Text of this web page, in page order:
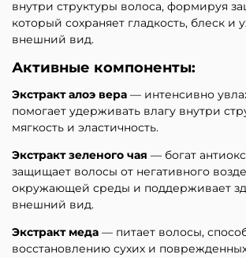
внутри структуры волоса, формируя
который сохраняет гладкость, блеск и
внешний вид.
Активные компоненты:
Экстракт алоэ вера — интенсивно
помогает удерживать влагу внутри
мягкость и эластичность.
Экстракт зеленого чая — богат
защищает волосы от негативного
окружающей среды и поддерживает
внешний вид.
Экстракт меда — питает волосы,
восстановлению сухих и